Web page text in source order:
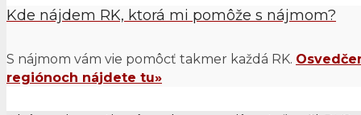
Kde nájdem RK, ktorá mi pomôže s nájmom?
S nájmom vám vie pomôcť takmer každá RK.
regiónoch nájdete tu»